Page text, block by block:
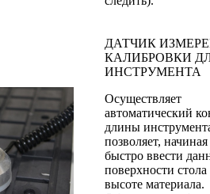
ДАТЧИК
КАЛИБРОВКИ
ИНСТРУМЕНТА
Осуществляет
автоматический
длины
позволяет, начиная
быстро ввести
поверхности
высоте материала.